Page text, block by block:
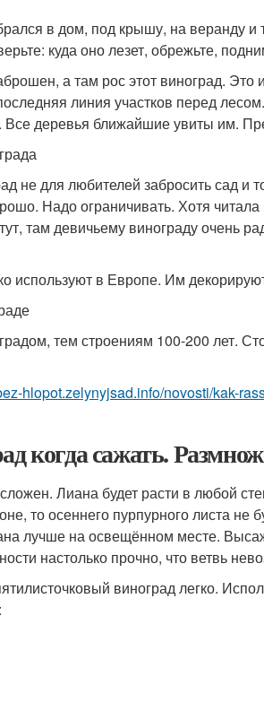
в дом, под крышу, на веранду и
куда оно лезет, обрежьте,
а там рос этот виноград.
линия участков перед
деревья ближайшие увиты им.
не для любителей забросить сад и
Надо ограничивать. Хотя
там девичьему винограду очень
используют в Европе. Им
тем строениям 100-200 лет.
hlopot.zelynyjsad.info/novosti/kak-
когда сажать.
Лиана будет расти в любой
то осеннего пурпурного листа не
лучше на освещённом месте.
настолько прочно, что ветвь
виноград легко.